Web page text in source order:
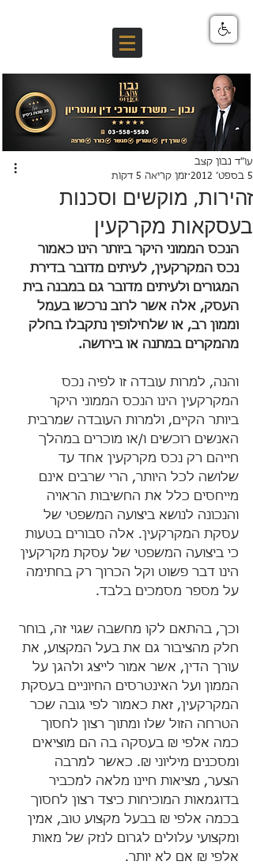
זהירות, מוקשים וסכנות
בעסקאות מקרקעין
עו"ד נבון קצב
5 בספט׳ 2012
זמן קריאה 5 דקות
הנכס הממוני היקר ביותר הינו כאמור
נכס המקרקעין, לעיתים מדובר בדירת
המגורים ולעיתים מדובר גם במבנה בית
העסק, אלה אשר לרוב נרכשו בעמל
וממון רב, או שלחילופין נתקבלו בחלק
מהמקרים במתנה או בירושה.
והנה, למרות עובדה זו לפיה נכס
המקרקעין הינו הנכס הממוני היקר
ביותר הקיים, ולמרות העובדה שמרבית
האנשים רוכשים ו/או מוכרים במהלך
חייהם רק נכס מקרקעין אחד עד
שלושה לכל היותר, הרי שרבים אינם
מייחסים כלל את החשיבות הראויה
והנכונה לנושא ביצועה המשפטי של
עסקת המקרקעין. אלה סבורים בטעות
כי ביצועה המשפטי של עסקת מקרקעין
הינו דבר פשוט וקל הכרוך רק בחתימה
על מספר מסמכים בלבד.
וכך, בהתאם לקו מחשבה שגוי זה, בוחר
חלק מהציבור גם את בעל המקצוע, את
עורך הדין, אשר אמור לייצג ולהגן על
הממון ועל האינטרסים החיוניים בעסקת
המקרקעין, זאת כאמור לפי גובה שכר
הטרחה הזול שלו ומתוך רצון לחסוך
כמה אלפי ₪ בעסקה בה הם מוציאים
ומסכנים מיליוני ₪. כאשר למרבה
הצער, מציאות חיינו מלאה למכביר
בדוגמאות המוכיחות כיצד רצון לחסוך
בכמה אלפי ₪ בבעל מקצוע טוב, אמין
ומקצועי עלולים לגרום לנזק של מאות
אלפי ₪ אם לא יותר.